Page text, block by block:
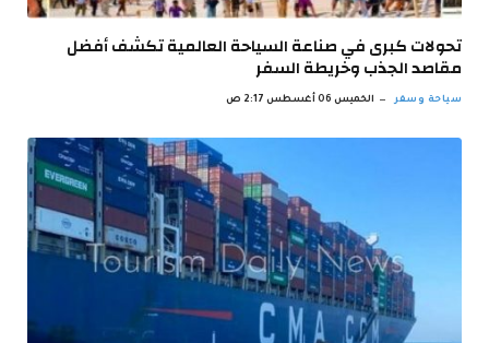
تحولات كبرى في صناعة السياحة العالمية تكشف أفضل
مقاصد الجذب وخريطة السفر
سياحة وسفر الخميس 06 أغسطس 2:17 ص